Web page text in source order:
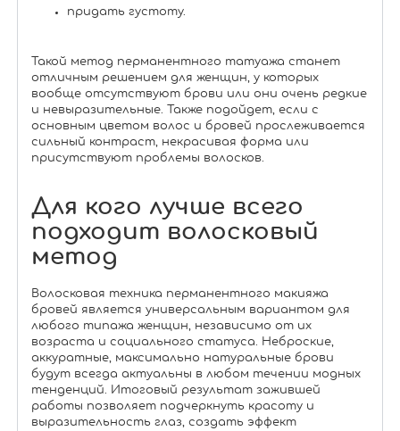
придать густоту.
Такой метод перманентного татуажа станет
отличным решением для женщин, у которых
вообще отсутствуют брови или они очень редкие
и невыразительные. Также подойдет, если с
основным цветом волос и бровей прослеживается
сильный контраст, некрасивая форма или
присутствуют проблемы волосков.
Для кого лучше всего
подходит волосковый
метод
Волосковая техника перманентного макияжа
бровей является универсальным вариантом для
любого типажа женщин, независимо от их
возраста и социального статуса. Неброские,
аккуратные, максимально натуральные брови
будут всегда актуальны в любом течении модных
тенденций. Итоговый результат зажившей
работы позволяет подчеркнуть красоту и
выразительность глаз, создать эффект